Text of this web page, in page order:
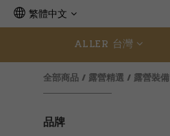
繁體中文
ALLER 台灣
全部商品 / 露營精選 / 露營裝備
品牌